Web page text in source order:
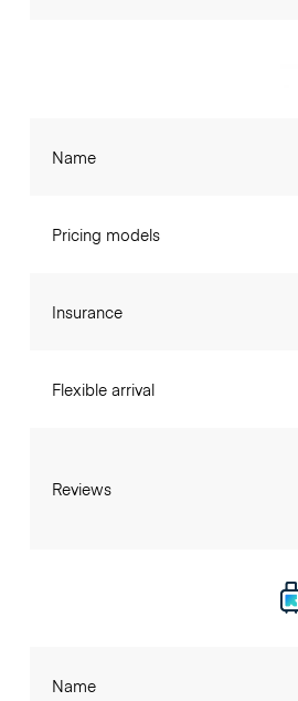
Name
Pricing models
Insurance
Flexible arrival
Reviews
Name